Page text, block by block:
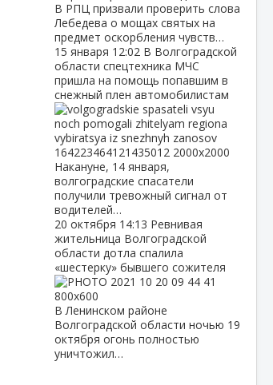
В РПЦ призвали проверить слова
Лебедева о мощах святых на
предмет оскорбления чувств…
15 января 12:02 В Волгоградской
области спецтехника МЧС
пришла на помощь попавшим в
снежный плен автомобилистам
Накануне, 14 января,
волгоградские спасатели
получили тревожный сигнал от
водителей…
20 октября 14:13 Ревнивая
жительница Волгоградской
области дотла спалила
«шестерку» бывшего сожителя
В Ленинском районе
Волгоградской области ночью 19
октября огонь полностью
уничтожил…